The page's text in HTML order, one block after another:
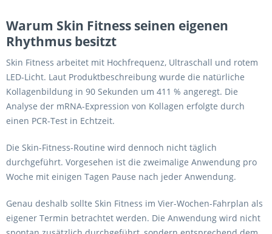
Warum Skin Fitness seinen eigenen
Rhythmus besitzt
Skin Fitness arbeitet mit Hochfrequenz, Ultraschall und rotem
LED-Licht. Laut Produktbeschreibung wurde die natürliche
Kollagenbildung in 90 Sekunden um 411 % angeregt. Die
Analyse der mRNA-Expression von Kollagen erfolgte durch
einen PCR-Test in Echtzeit.
Die Skin-Fitness-Routine wird dennoch nicht täglich
durchgeführt. Vorgesehen ist die zweimalige Anwendung pro
Woche mit einigen Tagen Pause nach jeder Anwendung.
Genau deshalb sollte Skin Fitness im Vier-Wochen-Fahrplan als
eigener Termin betrachtet werden. Die Anwendung wird nicht